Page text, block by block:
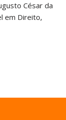
César da
em Direito,